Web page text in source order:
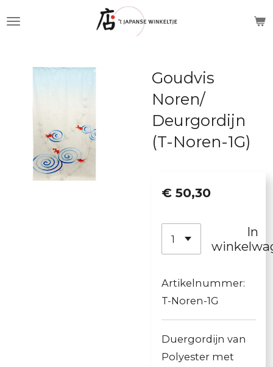
Goudvis
Noren/
Deurgordijn
(T-Noren-1G)
€ 50,30
In
Artikelnummer:
T-Noren-1G
Duergordijn van
Polyester met